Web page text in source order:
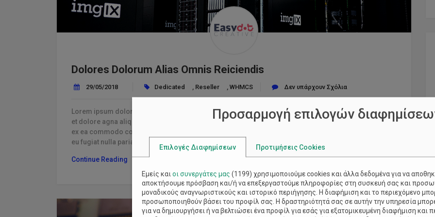
Dolores Dolorum Alias Omnis Reiciendis
29/05/2018 Dedicated , Reseller , WHMCS Δεν υπάρχουν Σχόλια
Lorem ipsum dolor sit amet, consectetur adipisicing elit, sed do eiusmod tempor incididunt ut labore
et dolore agna aliqua. Ut enim ad minim veniam, quis nostrud exercitation ullamco oris nisi ut aliquip
ex ea commodo consequat. Duis aute irure dolor in reprehenderit in voluptate elit esse cillum dolore
eu fugiat nulla pariatur excepteur sint ecat.
Continue Reading “Dolores
Dolorum
Omnis
Reiciendis”
Προσαρμογή επιλογών
Επιλογές Διαφημίσεων Προτιμήσεις Cookies
Εμείς και οι συνεργάτες μας (1199) χρησιμοποιούμε cookies και άλλα δεδομένα για να
αποκτήσουμε πρόσβαση και/ή να επεξεργαστούμε πληροφορίες στη συσκευή σας και
μοναδικούς αναγνωριστικούς και ιστορικό περιήγησης. Η διαφήμιση και το περιεχόμενο
προσωποποιηθούν βάσει του προφίλ σας. Η δραστηριότητά σας σε αυτήν την υπηρεσία
για να δημιουργήσει ή να βελτιώσει ένα προφίλ για εσάς για εξατομικευμένη διαφήμιση και